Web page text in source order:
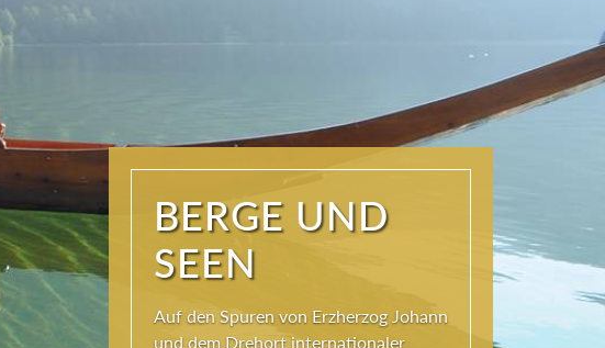
NATUR PUR
Ausseerland neue Kraft und viel
Inspiration. Das Wirkungsvermögen